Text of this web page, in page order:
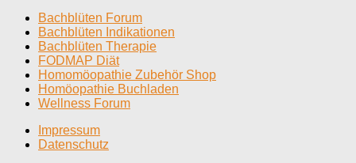
Bachblüten Forum
Bachblüten Indikationen
Bachblüten Therapie
FODMAP Diät
Homomöopathie Zubehör Shop
Homöopathie Buchladen
Wellness Forum
Impressum
Datenschutz